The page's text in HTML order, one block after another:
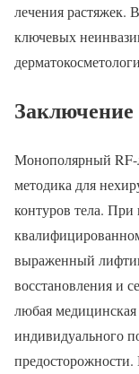
лечения растяжек.
ключевых
Заключение
Монополярный
методика для
контуров тела. При
выраженный
восстановления и
любая медицинская
индивидуального